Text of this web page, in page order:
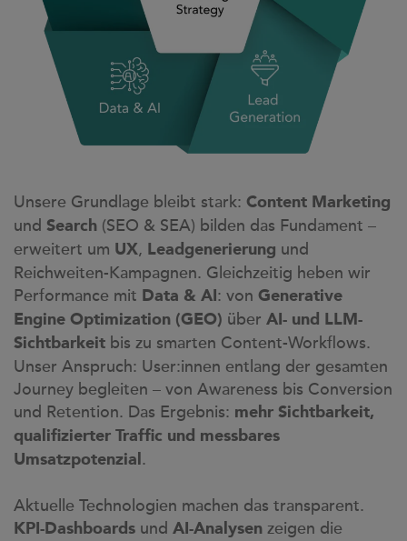
Unsere Grundlage bleibt stark: Content Marketing
und Search (SEO & SEA) bilden das Fundament –
erweitert um UX, Leadgenerierung und
Reichweiten-Kampagnen. Gleichzeitig heben wir
Performance mit Data & AI : von Generative
Engine Optimization (GEO) über AI- und LLM-
Sichtbarkeit bis zu smarten Content-Workflows.
Unser Anspruch: User:innen entlang der gesamten
Journey begleiten – von Awareness bis Conversion
und Retention. Das Ergebnis: mehr Sichtbarkeit,
qualifizierter Traffic und messbares
Umsatzpotenzial .
Aktuelle Technologien machen das transparent.
KPI-Dashboards und AI-Analysen zeigen die